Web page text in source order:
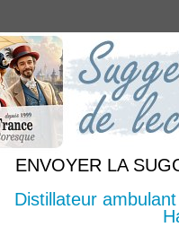
ENVOYER LA
Distillateur